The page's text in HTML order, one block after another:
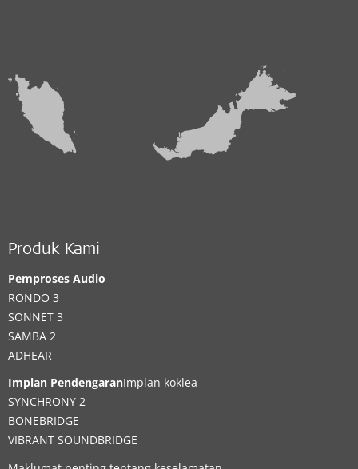
Produk Kami
Pemproses Audio
RONDO 3
SONNET 3
SAMBA 2
ADHEAR
Implan PendengaranImplan koklea
SYNCHRONY 2
BONEBRIDGE
VIBRANT SOUNDBRIDGE